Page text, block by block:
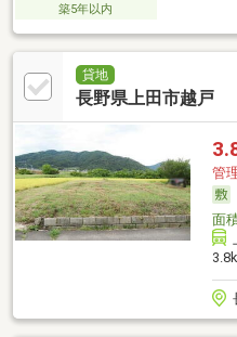
築5年以内
貸地
長野県上田市越戸
管
面